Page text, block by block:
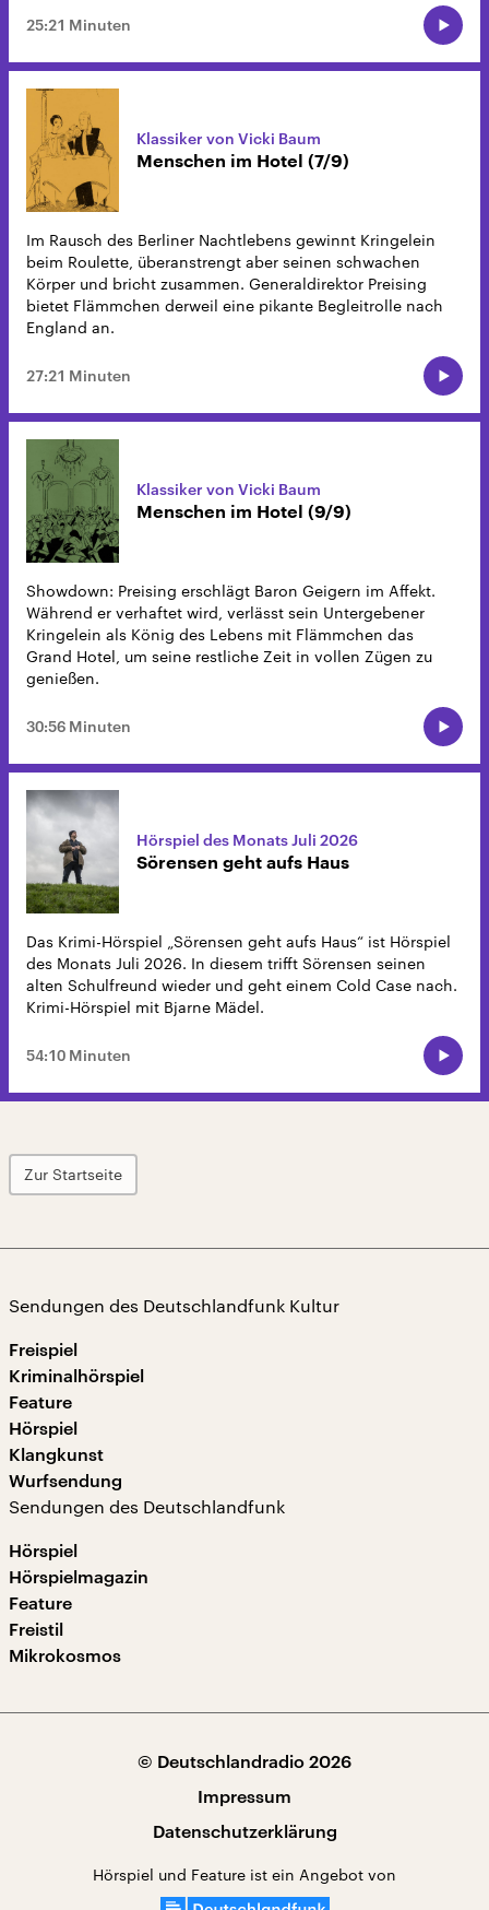
25:21 Minuten
Klassiker von Vicki Baum
Menschen im Hotel (7/9)
Im Rausch des Berliner Nachtlebens gewinnt Kringelein
beim Roulette, überanstrengt aber seinen schwachen
Körper und bricht zusammen. Generaldirektor Preising
bietet Flämmchen derweil eine pikante Begleitrolle nach
England an.
27:21 Minuten
Klassiker von Vicki Baum
Menschen im Hotel (9/9)
Showdown: Preising erschlägt Baron Geigern im Affekt.
Während er verhaftet wird, verlässt sein Untergebener
Kringelein als König des Lebens mit Flämmchen das
Grand Hotel, um seine restliche Zeit in vollen Zügen zu
genießen.
30:56 Minuten
Hörspiel des Monats Juli 2026
Sörensen geht aufs Haus
Das Krimi-Hörspiel „Sörensen geht aufs Haus“ ist Hörspiel
des Monats Juli 2026. In diesem trifft Sörensen seinen
alten Schulfreund wieder und geht einem Cold Case nach.
Krimi-Hörspiel mit Bjarne Mädel.
54:10 Minuten
Zur Startseite
Sendungen des Deutschlandfunk Kultur
Freispiel
Kriminalhörspiel
Feature
Hörspiel
Klangkunst
Wurfsendung
Sendungen des Deutschlandfunk
Hörspiel
Hörspielmagazin
Feature
Freistil
Mikrokosmos
© Deutschlandradio 2026
Impressum
Datenschutzerklärung
Hörspiel und Feature ist ein Angebot von